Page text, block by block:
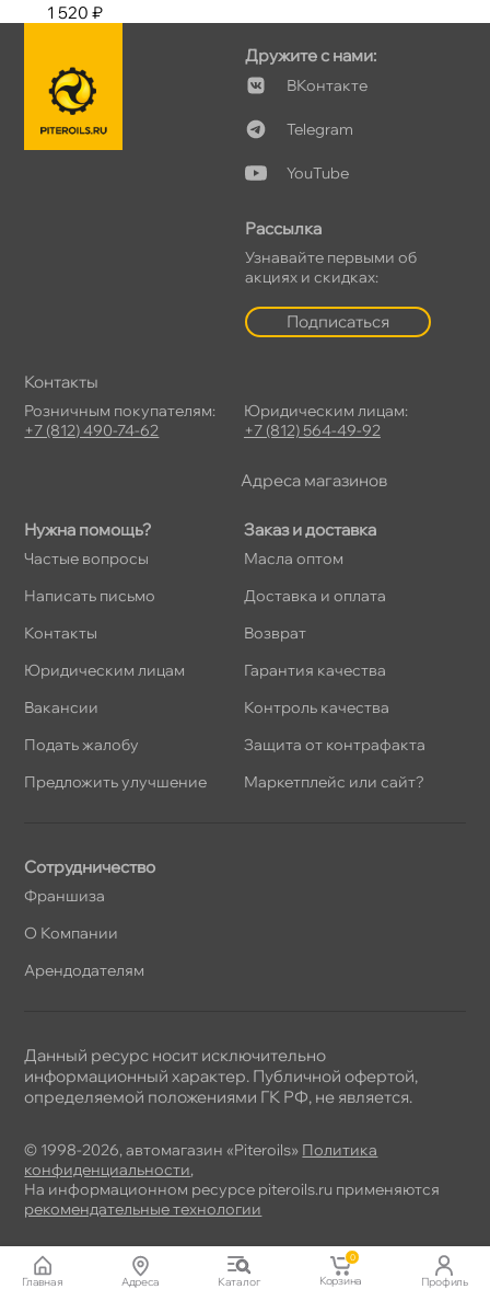
1 520 ₽
Нужна помощь?
Частые вопросы
Написать письмо
Контакты
Юридическим лицам
акансии
Подать жалобу
Предложить улучшение
Заказ и доставка
Масла оптом
Доставка и оплата
озврат
Гарантия качества
Контроль качества
Защита от контрафакта
Маркетплейс или сайт?
Дружите с нами:
Контакте
Telegram
YouTube
Рассылка
Узнавайте первыми о
акциях и скидках:
Подписаться
Сотрудничество
Франшиза
О Компании
Арендодателям
Контакты
Розничным покупателям:
+7 (812) 490-74-62
Юридическим лицам:
+7 (812) 564-49-92
Адреса магазино
© 1998-2026, автомагазин «Piteroils» Политика
конфиденциальности,
На информационном ресурсе piteroils.ru применяются
рекомендательные технологии
Данный ресурс носит исключительно
информационный характер. Публичной офертой,
определяемой положениями ГК РФ, не является.
Главная Адреса Катало
0
Корзина Профиль